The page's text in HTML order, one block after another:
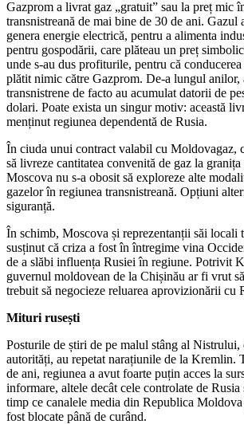
Gazprom a livrat gaz „gratuit” sau la preț mic
transnistreană de mai bine de 30 de ani. Gazul
genera energie electrică, pentru a alimenta
pentru gospodării, care plăteau un preț
unde s-au dus profiturile, pentru că
plătit nimic către Gazprom. De-a lungul anilor,
transnistrene de facto au acumulat datorii de
dolari. Poate exista un singur motiv: această
menținut regiunea dependentă de Rusia.
În ciuda unui contract valabil cu Moldovagaz,
să livreze cantitatea convenită de gaz la
Moscova nu s-a obosit să exploreze alte
gazelor în regiunea transnistreană. Opțiuni
siguranță.
În schimb, Moscova și reprezentanții săi locali
susținut că criza a fost în întregime vina
de a slăbi influența Rusiei în regiune. Potrivit
guvernul moldovean de la Chișinău ar fi vrut
trebuit să negocieze reluarea aprovizionării cu
Mituri rusești
Posturile de știri de pe malul stâng al Nistrului,
autorități, au repetat narațiunile de la Kremlin.
de ani, regiunea a avut foarte puțin acces la
informare, altele decât cele controlate de
timp ce canalele media din Republica
fost blocate până de curând.